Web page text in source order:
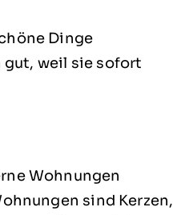
Dinge
gut, weil sie sofort
Wohnungen
sind Kerzen,